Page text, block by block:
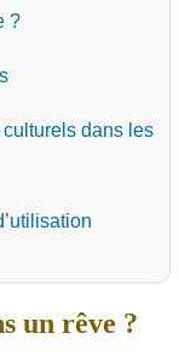
?
dans les
un rêve ?